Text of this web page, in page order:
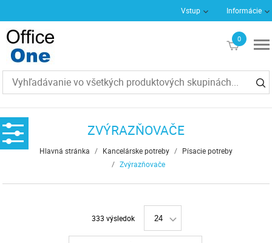
Vstup Informácie
0
€0
ZVÝRAZŇOVAČE
Hlavná stránka / Kancelárske potreby / Písacie potreby
/ Zvýrazňovače
333 výsledok 24